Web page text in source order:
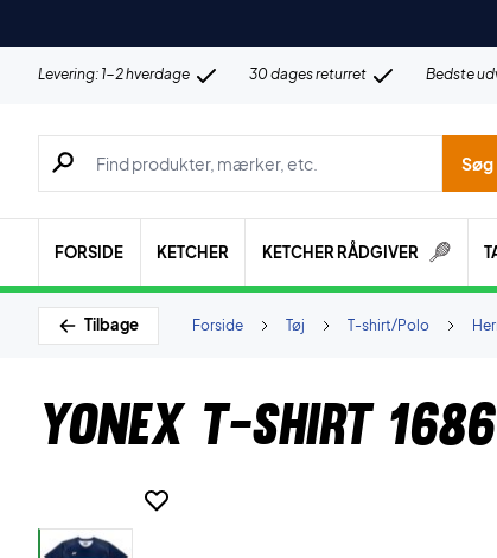
Levering: 1-2 hverdage 30 dages returret Bedste
Søg efter produkter, mærker etc.
Søg
FORSIDE KETCHER KETCHER RÅDGIVER
Tilbage T-shirt/Polo
Tøj
Forside
Yonex T-shirt